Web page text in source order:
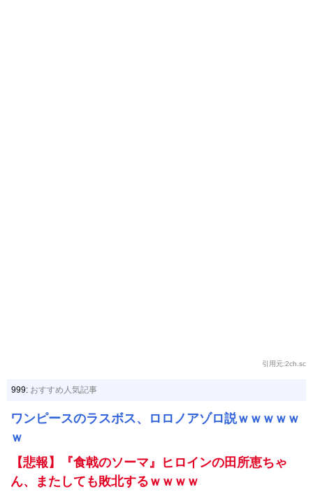
引用元:2ch.sc
999: おすすめ人気記事
ワンピースのラスボス、ロロノアゾロ説ｗｗｗｗｗ
ｗ
【悲報】『食戟のソーマ』ヒロインの田所恵ちゃ
ん、またしても敗北するｗｗｗｗ